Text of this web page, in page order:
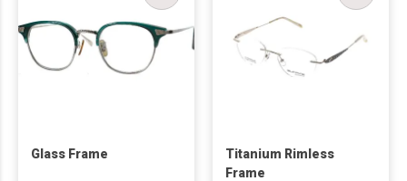
Glass Frame
Titanium Rimless
Frame